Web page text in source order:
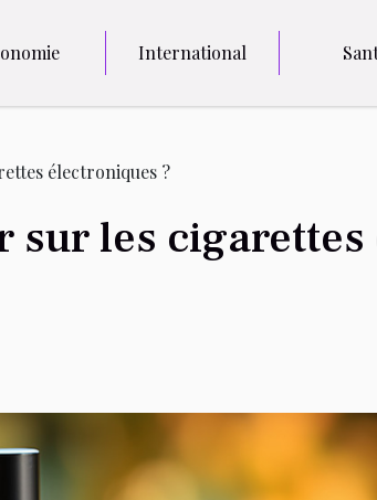
International
électroniques ?
sur les